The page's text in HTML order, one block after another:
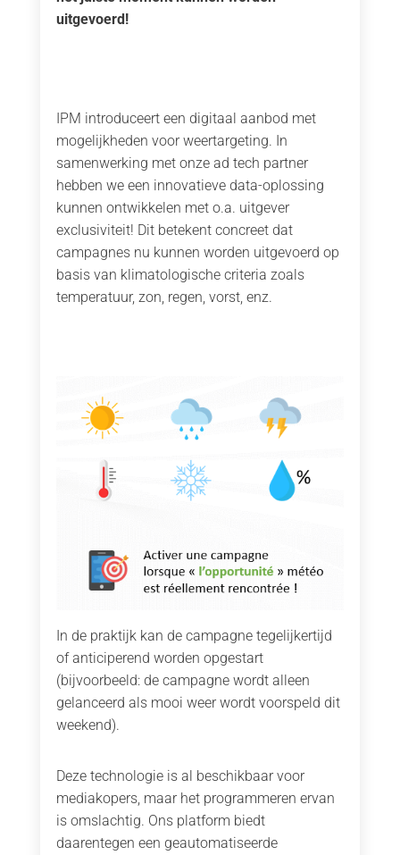
uitgevoerd!
IPM introduceert een digitaal aanbod met
mogelijkheden voor weertargeting. In
samenwerking met onze ad tech partner
hebben we een innovatieve data-oplossing
kunnen ontwikkelen met o.a. uitgever
exclusiviteit! Dit betekent concreet dat
campagnes nu kunnen worden uitgevoerd op
basis van klimatologische criteria zoals
temperatuur, zon, regen, vorst, enz.
In de praktijk kan de campagne tegelijkertijd
of anticiperend worden opgestart
(bijvoorbeeld: de campagne wordt alleen
gelanceerd als mooi weer wordt voorspeld dit
weekend).
Deze technologie is al beschikbaar voor
mediakopers, maar het programmeren ervan
is omslachtig. Ons platform biedt
daarentegen een geautomatiseerde